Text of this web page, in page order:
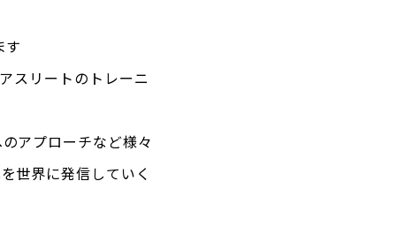
す
スリートのトレーニ
アプローチなど様々
世界に発信していく